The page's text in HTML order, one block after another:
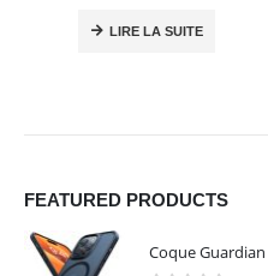
LIRE LA SUITE
FEATURED PRODUCTS